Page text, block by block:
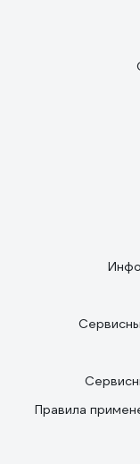
Правила